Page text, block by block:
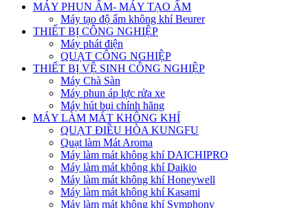
MÁY PHUN ẨM- MÁY TẠO ẨM
Máy tạo độ ẩm không khí Beurer
THIẾT BỊ CÔNG NGHIỆP
Máy phát điện
QUẠT CÔNG NGHIỆP
THIẾT BỊ VỆ SINH CÔNG NGHIỆP
Máy Chà Sàn
Máy phun áp lực rửa xe
Máy hút bụi chính hãng
MÁY LÀM MÁT KHÔNG KHÍ
QUẠT ĐIỀU HÒA KUNGFU
Quạt làm Mát Aroma
Máy làm mát không khí DAICHIPRO
Máy làm mát không khí Daikio
Máy làm mát không khí Honeywell
Máy làm mát không khí Kasami
Máy làm mát không khí Symphony